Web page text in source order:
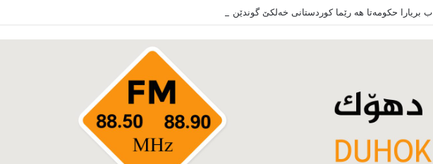
ب بریارا حکومەتا ھە رێما کوردستانی خەلکێ گوندێن سەر ب ئێدارا زاخو ڤە دشین سەرەدانا گوندیێن خو بکەن